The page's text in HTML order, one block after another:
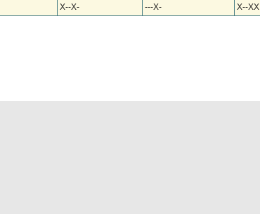
X--X- ---X- X--XX